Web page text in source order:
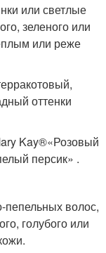
или светлые
зеленого или
или реже
оттенки
Kay®«Розовый
персик» .
пепельных волос,
голубого или